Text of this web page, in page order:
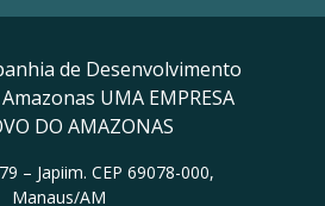
de Desenvolvimento
UMA EMPRESA
DO AMAZONAS
– Japiim. CEP 69078-000,
Manaus/AM